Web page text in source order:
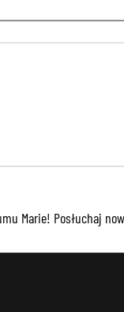
Marie! Posłuchaj